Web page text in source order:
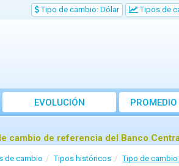
Tipo de cambio: Dólar Tipos de
EVOLUCIÓN
cambio de referencia del Banco
de cambio Tipos históricos Tipo de cambio